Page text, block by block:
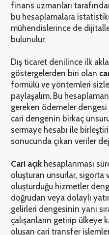
finans uzmanları
bu hesaplamalara
mühendislerince de
bulunulur.
Dış ticaret denilince ilk
göstergelerden biri olan
formülü ve yöntemleri
paylaşalım. Bu
gereken ödemeler
cari dengenin birkaç
sermaye hesabı ile
sonucunda çıkan veriler
Cari açıkhesaplanması
oluşturan unsurlar,
oluşturduğu hizmetler
doğrudan veya dolaylı
gelirleri dengesinin yanı
çalışanların getirip ülkeye
oluşan cari transfer